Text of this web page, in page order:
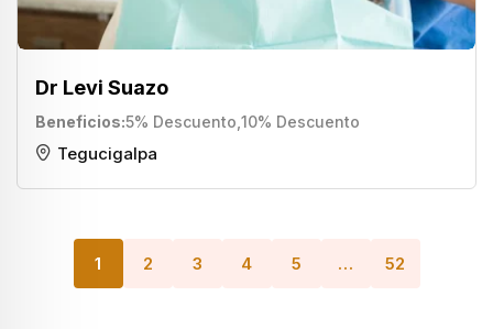
Dr Levi Suazo
Beneficios 5% Descuento 10% Descuento
Tegucigalpa
1 2 3 4 5 … 52